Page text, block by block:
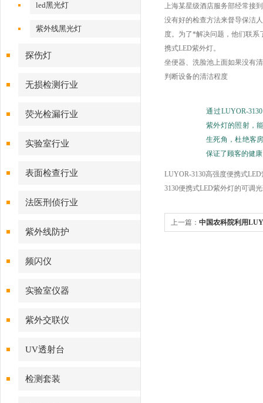
led黑光灯
紫外线黑光灯
探伤灯
无损检测行业
荧光检漏行业
实验室行业
表面检查行业
法医刑侦行业
紫外线防护
频闪仪
实验室仪器
紫外交联仪
UV透射台
检测套装
上海某星级酒店服务部经常接
没有好的检查方法来督导保洁
度。为了*解决问题，他们联系
携式LED紫外灯。
坐便器、洗脸池上面如果没有
判断设备的清洁程度
通过LUYOR-
紫外灯的照射，
生死角，杜绝客
保证了顾客的健
LUYOR-3130高强度便携式
3130便携式LED紫外灯的可调
上一篇： 中国农科院利用